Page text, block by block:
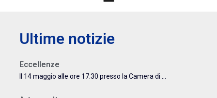
Ultime notizie
Eccellenze
Il 14 maggio alle ore 17.30 presso la Camera di ...